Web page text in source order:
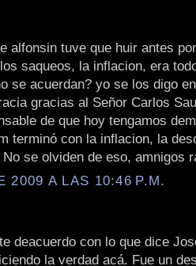
alfonsin tuve que huir antes
saqueos, la inflacion, era
se acuerdan? yo se los digo
gracias al Señor Carlos
de que hoy tengamos
terminó con la inflacion, la
se olviden de eso, amnigos
2009 A LAS 10:46 P.M.
deacuerdo con lo que dice
la verdad acá. Fue un